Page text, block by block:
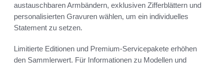
austauschbaren Armbändern, exklusiven Zifferblättern und
personalisierten Gravuren wählen, um ein individuelles
Statement zu setzen.
Limitierte Editionen und Premium-Servicepakete erhöhen
den Sammlerwert. Für Informationen zu Modellen und